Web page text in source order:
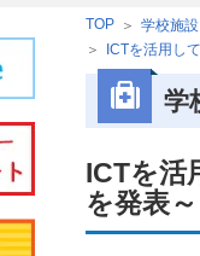
TOP 学校施設
ICTを活用し
学
ICTを活
を発表